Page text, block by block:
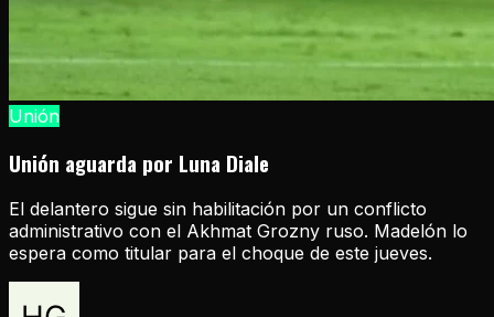
Unión
Unión aguarda por Luna Diale
El delantero sigue sin habilitación por un conflicto
administrativo con el Akhmat Grozny ruso. Madelón lo
espera como titular para el choque de este jueves.